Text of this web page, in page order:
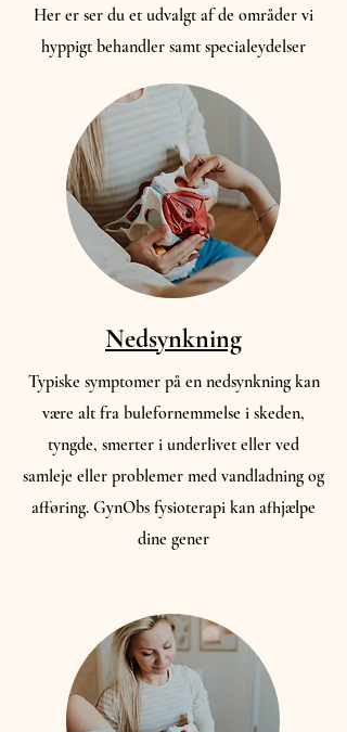
Her er ser du et udvalgt af de områder vi
hyppigt behandler samt specialeydelser
Nedsynkning
Typiske symptomer på en nedsynkning kan
være alt fra bulefornemmelse i skeden,
tyngde, smerter i underlivet eller ved
samleje eller problemer med vandladning og
afføring. GynObs fysioterapi kan afhjælpe
dine gener